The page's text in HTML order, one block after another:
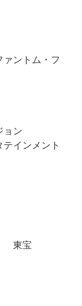
ントム・フ
ョン
インメント
東宝